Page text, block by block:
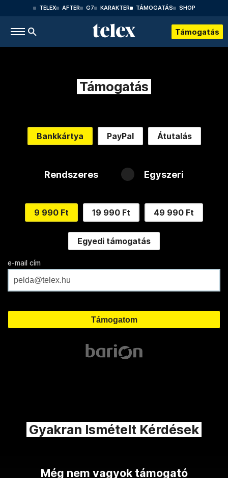
TELEX AFTER G7 KARAKTER TÁMOGATÁS SHOP
Támogatás
Támogatás
Bankkártya PayPal Átutalás
Rendszeres Egyszeri
9 990 Ft 19 990 Ft 49 990 Ft
Egyedi támogatás
e-mail cím
Gyakran Ismételt Kérdések
Még nem vagyok támogató